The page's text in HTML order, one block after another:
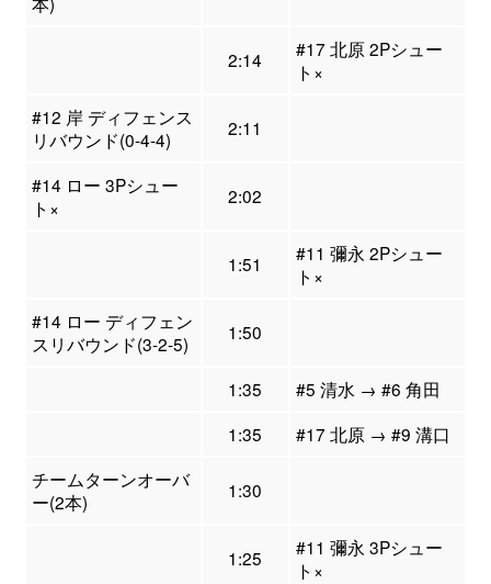
2:14
#17 北原 2Pシュー
ト×
#12 岸 ディフェンス
リバウンド(0-4-4)
2:11
#14 ロー 3Pシュー
ト×
2:02
1:51
#11 彌永 2Pシュー
ト×
#14 ロー ディフェン
スリバウンド(3-2-5)
1:50
1:35
#5 清水 → #6 角田
1:35
#17 北原 → #9 溝口
チームターンオーバ
ー(2本)
1:30
1:25
#11 彌永 3Pシュー
ト×